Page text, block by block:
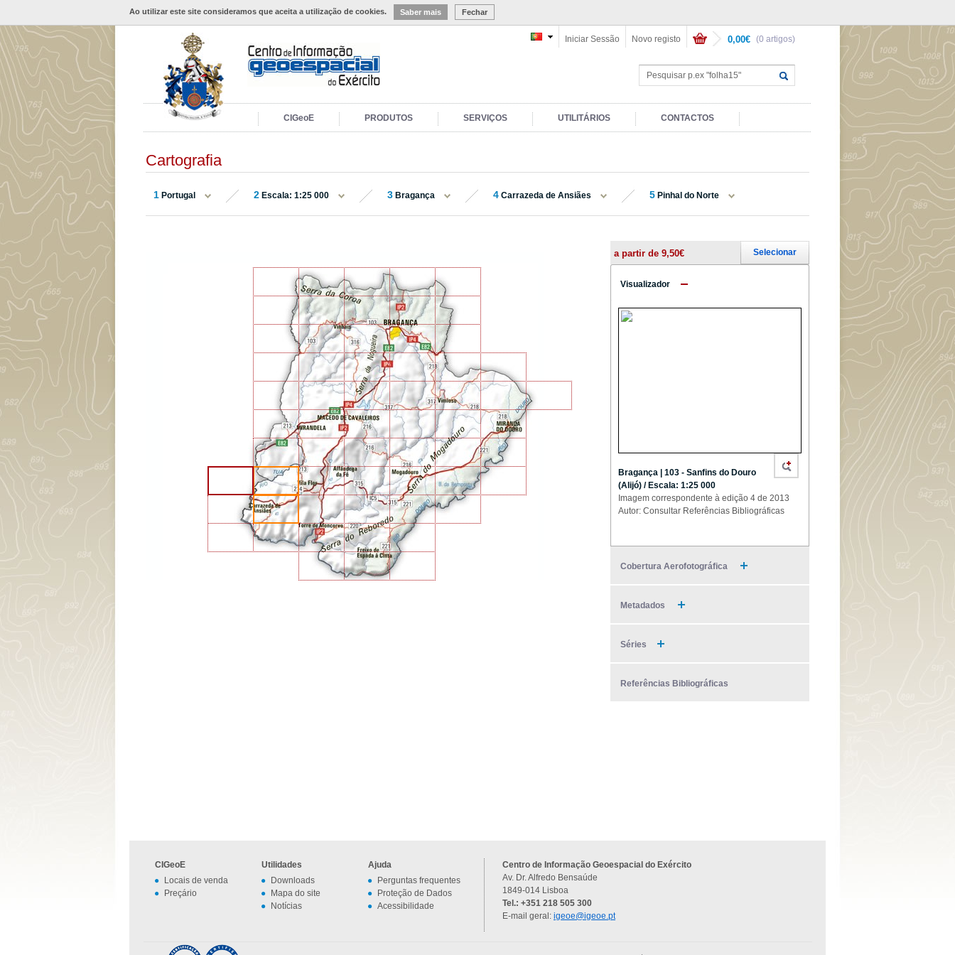
Ao utilizar este site consideramos que aceita a utilização de cookies. Saber mais Fechar
(0 artigos)
0,00€
Novo registo
Iniciar Sessão
CIGeoE PRODUTOS SERVIÇOS UTILITÁRIOS CONTACTOS
Cartografia
1 Portugal 2 Escala: 1:25 000 3 Bragança 4 Carrazeda de Ansiães 5 Pinhal do Norte
a partir de 9,50€ Selecionar
Visualizador
Bragança | 103 - Sanfins do Douro
(Alijó) / Escala: 1:25 000
Imagem correspondente à edição 4 de 2013
Autor: Consultar Referências Bibliográficas
Cobertura Aerofotográfica
Metadados
Séries
Referências Bibliográficas
CIGeoE
Locais de venda
Preçário
Utilidades
Downloads
Mapa do site
Notícias
Ajuda
Perguntas frequentes
Proteção de Dados
Acessibilidade
Centro de Informação Geoespacial do Exército
Av. Dr. Alfredo Bensaúde
1849-014 Lisboa
Tel.: +351 218 505 300
E-mail geral: igeoe@igeoe.pt